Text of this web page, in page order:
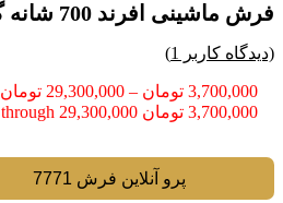
فرش ماشینی افرند 700 شانه گل برجسته کد 7771
(دیدگاه کاربر 1
)
3,700,000 تومان –
29,300,000 تومان
3,700,000 تومان through 29,300,000 تومان
پرو آنلاین فرش 7771